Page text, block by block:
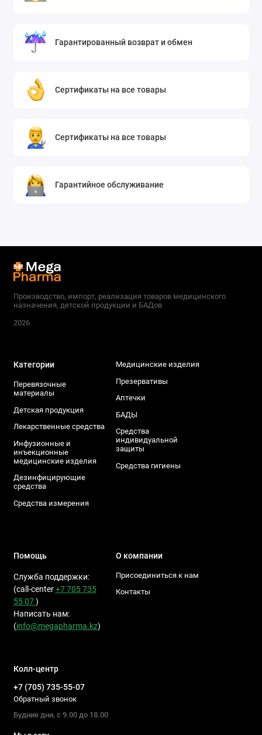
Гарантированный возврат и обмен
Сертификаты на все товары
Сертификаты на все товары
Гарантийное обслуживание
Производство, импорт, реализация товаров медицинского
назначения, детской продукции и БАДов
2026
Категории
Перевязочные
материалы
Детская продукция
Лекарственные средства
Инфузионные и
инъекционные
медицинские изделия
Дезинфицирующие
средства
Средства измерения
Медицинские изделия
Презервативы
Аптечки
БАДЫ
Средства
индивидуальной
защиты
Средства гигиены
Помощь
Служба поддержки:
(call-center+7 705 735
55 07)
Написать нам:
(info@megapharma.kz)
О компании
Присоединиться к нам
Контакты
Колл-центр
+7 (705) 735-55-07
Обратный звонок
Будние дни, с 9.00 до 18.00